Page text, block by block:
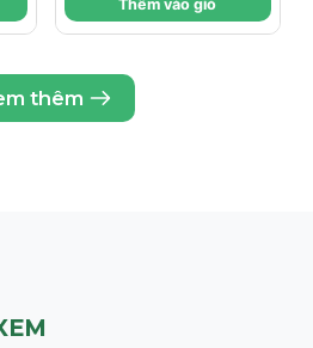
hoặc mới sinh.
người có tiền sử hoặc nguy
và E.coli.
các vấn đề về viêm nhiễm phụ
Thêm vào giỏ
thêm